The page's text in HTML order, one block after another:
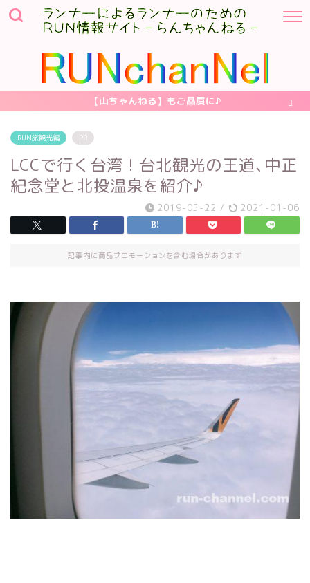
【山ちゃんねる】もご贔屓に♪
RUN旅観光編 PR
LCCで行く台湾 ! 台北観光の王道､中正
紀念堂と北投温泉を紹介♪
2019-05-22 / 2021-01-06
記事内に商品プロモーションを含む場合があります